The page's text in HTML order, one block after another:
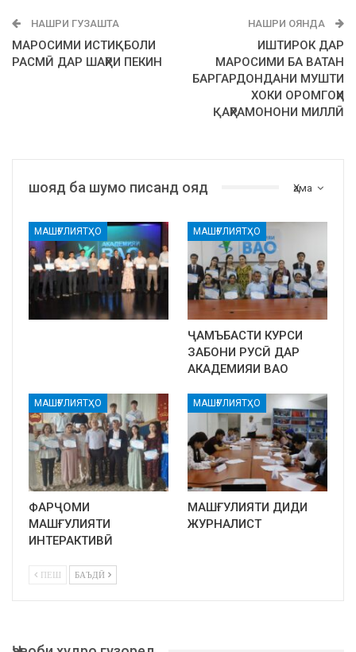
НАШРИ ГУЗАШТА
МАРОСИМИ ИСТИҚБОЛИ
РАСМӢ ДАР ШАҲРИ ПЕКИН
НАШРИ ОЯНДА
ИШТИРОК ДАР
МАРОСИМИ БА ВАТАН
БАРГАРДОНДАНИ МУШТИ
ХОКИ ОРОМГОҲИ
ҚАҲРАМОНОНИ МИЛЛӢ
Ҳама
шояд ба шумо писанд ояд
МАШҒУЛИЯТҲО МАШҒУЛИЯТҲО
ҶАМЪБАСТИ КУРСИ
ЗАБОНИ РУСӢ ДАР
АКАДЕМИЯИ ВАО
МАШҒУЛИЯТҲО
ФАРҶОМИ
МАШҒУЛИЯТИ
ИНТЕРАКТИВӢ
МАШҒУЛИЯТҲО
МАШҒУЛИЯТИ ДИДИ
ЖУРНАЛИСТ
ПЕШ БАЪДӢ